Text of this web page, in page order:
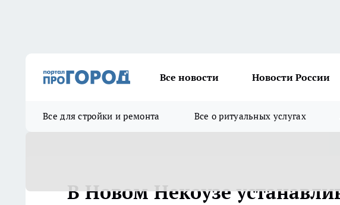
Все новости Новости России
Все для стройки и ремонта Все о ритуальных услугах
В Новом Некоузе